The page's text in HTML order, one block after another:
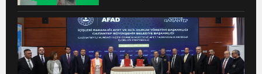
BAHÇELİEVLER’DE 5 BİN
KONUTUN TEMELİ ATILDI